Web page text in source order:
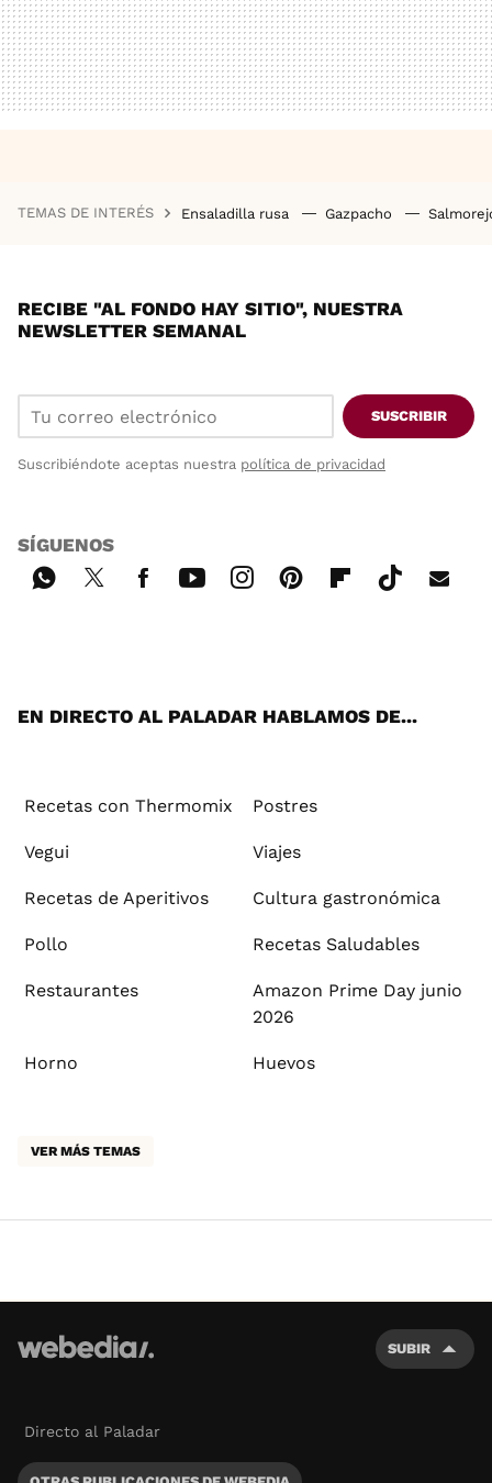
TEMAS DE INTERÉS Ensaladilla rusa Gazpacho
RECIBE "AL FONDO HAY SITIO", NUESTRA
NEWSLETTER SEMANAL
SUSCRIBIR
Suscribiéndote aceptas nuestra política de privacidad
SÍGUENOS
EN DIRECTO AL PALADAR HABLAMOS DE...
Recetas con Thermomix Postres
Vegui Viajes
Recetas de Aperitivos Cultura gastronómica
Pollo Recetas Saludables
Restaurantes
Amazon Prime Day junio
2026
Horno Huevos
VER MÁS TEMAS
SUBIR
Directo al Paladar